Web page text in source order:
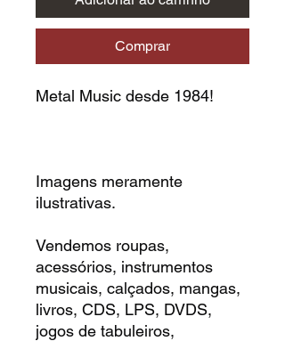
Comprar
Metal Music desde 1984!
Imagens meramente
ilustrativas.
Vendemos roupas,
acessórios, instrumentos
musicais, calçados, mangas,
livros, CDS, LPS, DVDS,
jogos de tabuleiros,